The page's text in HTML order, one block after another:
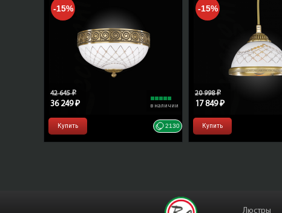
-15%
42 645 ₽
36 249 ₽ в наличии
Купить 2130
-15%
20 998 ₽
17 849 ₽
Купить
Люстры